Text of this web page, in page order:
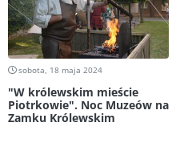
sobota, 18 maja 2024
"W królewskim mieście
Piotrkowie". Noc Muzeów na
Zamku Królewskim